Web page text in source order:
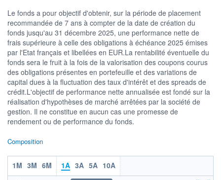
1 000
1 005
1 010
1 015
CATÉGORIE MORNINGSTAR
Obligations à échéance
FONDS PARTENAIRES
TARIFS PRIVILÉGIÉS 0%
ÉLIGIBILITÉ
PEA
CTO BUSINESS
Non éligible Boursobank
Le fonds a pour objectif d'obtenir, sur la période de placement
recommandée de 7 ans à compter de la date de création du
fonds jusqu'au 31 décembre 2025, une performance nette de
frais supérieure à celle des obligations à échéance 2025 émises
par l'Etat français et libellées en EUR.La rentabilité éventuelle du
fonds sera le fruit à la fois de la valorisation des coupons courus
des obligations présentes en portefeuille et des variations de
capital dues à la fluctuation des taux d'intérêt et des spreads de
crédit.L'objectif de performance nette annualisée est fondé sur la
réalisation d'hypothèses de marché arrêtées par la société de
gestion. Il ne constitue en aucun cas une promesse de
rendement ou de performance du fonds.
Composition
1M 3M 6M 1A 3A 5A 10A